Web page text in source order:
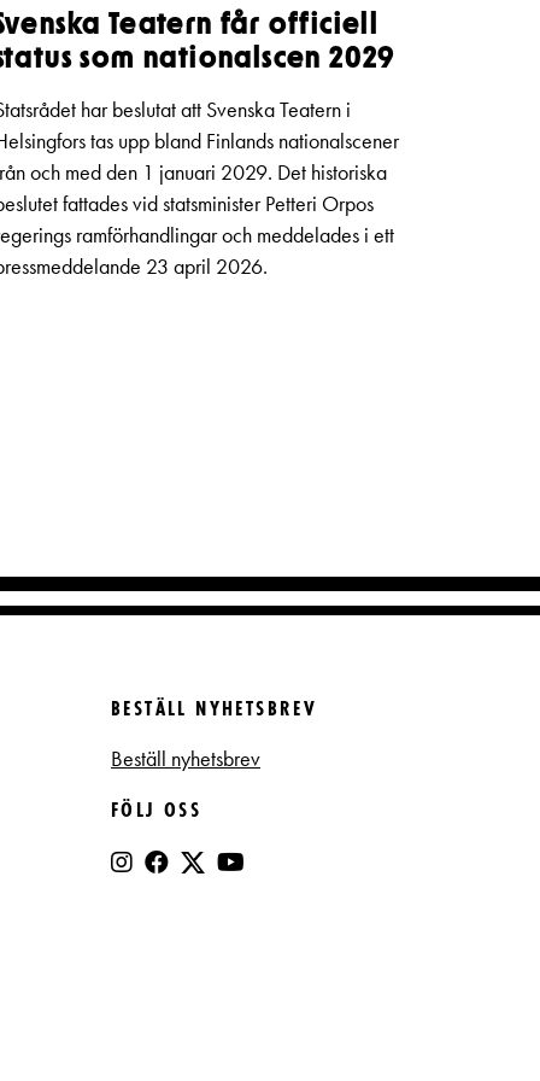
Teatern får officiell
som nationalscen 2029
har beslutat att Svenska Teatern i
tas upp bland Finlands nationalscener
och med den 1 januari 2029. Det historiska
fattades vid statsminister Petteri Orpos
ramförhandlingar och meddelades i ett
23 april 2026.
BESTÄLL NYHETSBREV
Beställ nyhetsbrev
FÖLJ OSS